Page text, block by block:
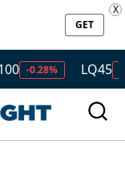
GET
X
-0.28% LQ45 -